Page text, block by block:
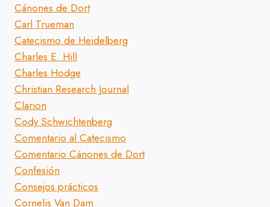
Cánones de Dort
Carl Trueman
Catecismo de Heidelberg
Charles E. Hill
Charles Hodge
Christian Research Journal
Clarion
Cody Schwichtenberg
Comentario al Catecismo
Comentario Cánones de Dort
Confesión
Consejos prácticos
Cornelis Van Dam